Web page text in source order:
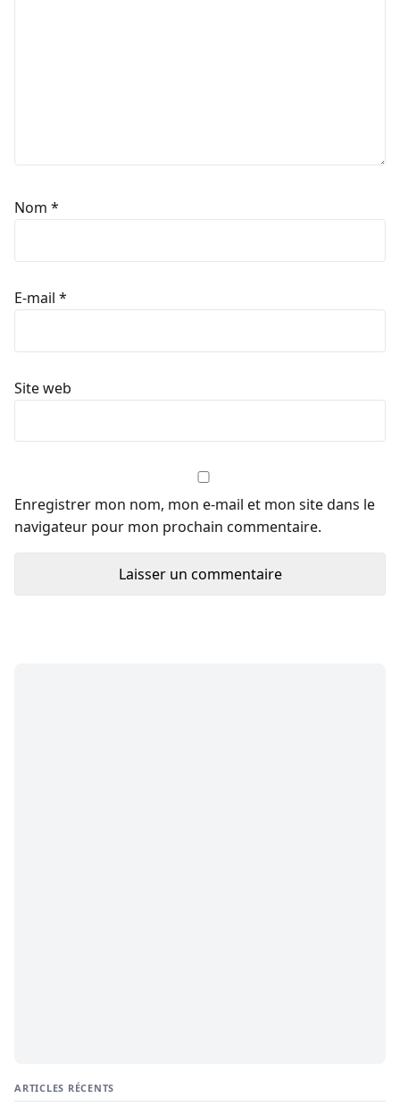
Nom *
E-mail *
Site web
Enregistrer mon nom, mon e-mail et mon site dans le
navigateur pour mon prochain commentaire.
ARTICLES RÉCENTS